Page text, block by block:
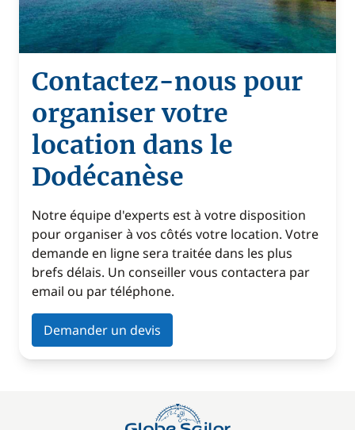
Contactez-nous pour
organiser votre
location dans le
Dodécanèse
Notre équipe d'experts est à votre disposition
pour organiser à vos côtés votre location. Votre
demande en ligne sera traitée dans les plus
brefs délais. Un conseiller vous contactera par
email ou par téléphone.
Demander un devis